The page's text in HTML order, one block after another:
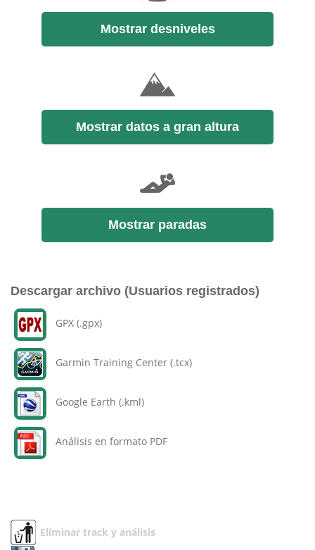
Mostrar desniveles
Mostrar datos a gran altura
Mostrar paradas
Descargar archivo (Usuarios registrados)
GPX (.gpx)
Garmin Training Center (.tcx)
Google Earth (.kml)
Análisis en formato PDF
Eliminar track y análisis